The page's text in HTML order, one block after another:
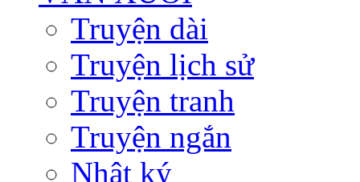
Truyện dài
Truyện lịch sử
Truyện tranh
Truyện ngắn
Nhật ký